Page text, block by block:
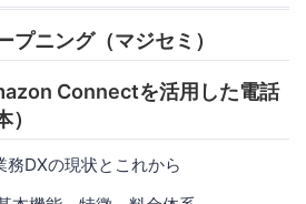
ニング（マジセミ）
Connectを活用した電話
務DXの現状とこれから